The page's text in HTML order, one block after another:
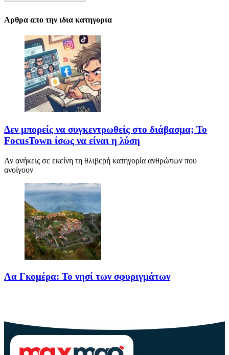
Αρθρα απο την ιδια κατηγορια
Δεν μπορείς να συγκεντρωθείς στο διάβασμα; Το
FocusTown ίσως να είναι η λύση
Αν ανήκεις σε εκείνη τη θλιβερή κατηγορία ανθρώπων που
ανοίγουν
Λα Γκομέρα: Το νησί των σφυριγμάτων